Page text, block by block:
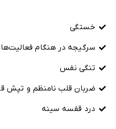
خستگی
سرگیجه در هنگام
تنگی نفس
ضربان قلب نامنظم و تپش
درد قفسه سینه